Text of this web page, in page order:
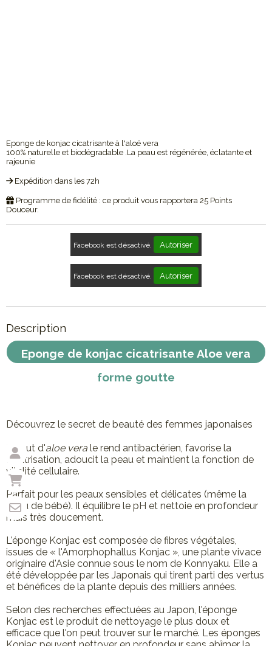
Eponge de konjac cicatrisante à l'aloé vera
100% naturelle et biodégradable .La peau est régénérée, éclatante et
rajeunie
Expédition dans les 72h
Programme de fidélité : ce produit vous rapportera 25 Points
Douceur.
Facebook est désactivé. Autoriser
Facebook est désactivé. Autoriser
Description
Eponge de konjac cicatrisante Aloe vera
forme goutte
Découvrez le secret de beauté des femmes japonaises
L'ajout d'aloe vera le rend antibactérien, favorise la
cicatrisation, adoucit la peau et maintient la fonction de
vitalité cellulaire.
Parfait pour les peaux sensibles et délicates (même la
peau de bébé). Il équilibre le pH et nettoie en profondeur
mais très doucement.
L'éponge Konjac est composée de fibres végétales,
issues de « l'Amorphophallus Konjac », une plante vivace
originaire d'Asie connue sous le nom de Konnyaku. Elle a
été développée par les Japonais qui tirent parti des vertus
et bénéfices de la plante depuis des milliers années.
Selon des recherches effectuées au Japon, l'éponge
Konjac est le produit de nettoyage le plus doux et
efficace que l'on peut trouver sur le marché. Les éponges